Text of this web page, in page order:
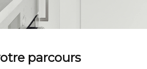
parcours